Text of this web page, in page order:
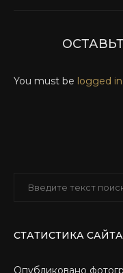
You must be logged in
СТАТИСТИКА САЙТА
Опубликовано